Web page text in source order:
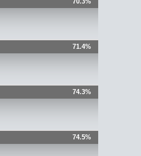
71.4%
74.3%
74.5%